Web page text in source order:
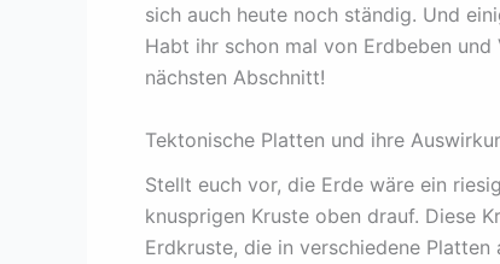
sich auch heute noch ständig. Und
Habt ihr schon mal von Erdbeben
nächsten Abschnitt!
Tektonische Platten und ihre
Stellt euch vor, die Erde wäre ein
knusprigen Kruste oben drauf. Diese
Erdkruste, die in verschiedene